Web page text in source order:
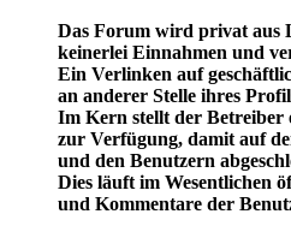
Das Forum wird privat aus
keinerlei Einnahmen und
Ein Verlinken auf
an anderer Stelle ihres
Im Kern stellt der Betreiber
zur Verfügung, damit auf
und den Benutzern
Dies läuft im Wesentlichen
und Kommentare der